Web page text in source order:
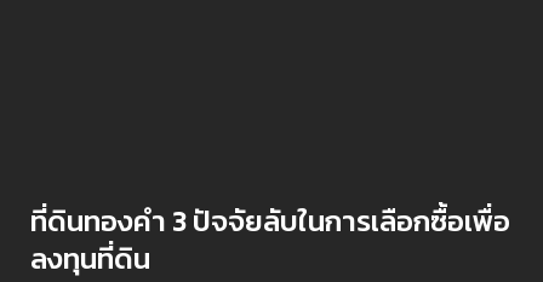
ที่ดินทองคำ 3 ปัจจัยลับในการเลือกซื้อเพื่อ
ลงทุนที่ดิน